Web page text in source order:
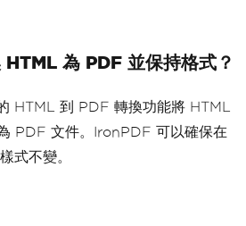
為 PDF 並保持格式？
HTML 到 PDF 轉換功能將 HTML
PDF 文件。IronPDF 可以確保在
式不變。